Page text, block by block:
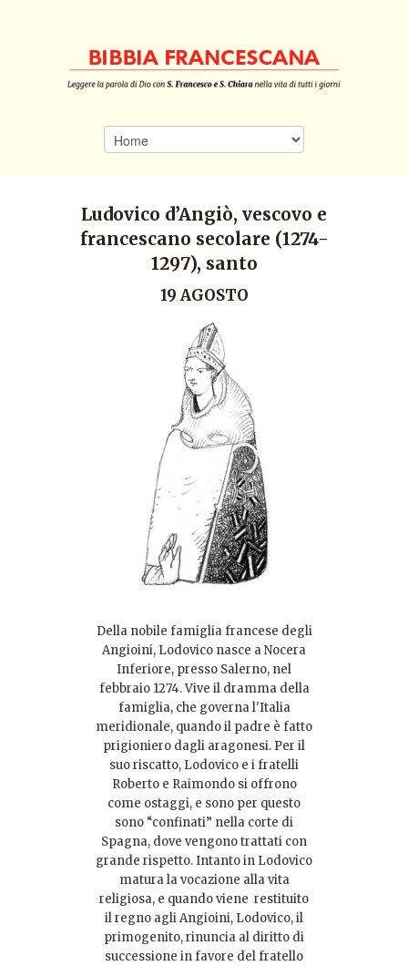
Ludovico d’Angiò, vescovo e
francescano secolare (1274-
1297), santo
19 AGOSTO
Della nobile famiglia francese degli
Angioini, Lodovico nasce a Nocera
Inferiore, presso Salerno, nel
febbraio 1274. Vive il dramma della
famiglia, che governa l'Italia
meridionale, quando il padre è fatto
prigioniero dagli aragonesi. Per il
suo riscatto, Lodovico e i fratelli
Roberto e Raimondo si offrono
come ostaggi, e sono per questo
sono “confinati” nella corte di
Spagna, dove vengono trattati con
grande rispetto. Intanto in Lodovico
matura la vocazione alla vita
religiosa, e quando viene restituito
il regno agli Angioini, Lodovico, il
primogenito, rinuncia al diritto di
successione in favore del fratello